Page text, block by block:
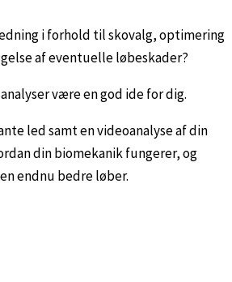
i forhold til skovalg, optimering
af eventuelle løbeskader?
være en god ide for dig.
led samt en videoanalyse af din
din biomekanik fungerer, og
endnu bedre løber.